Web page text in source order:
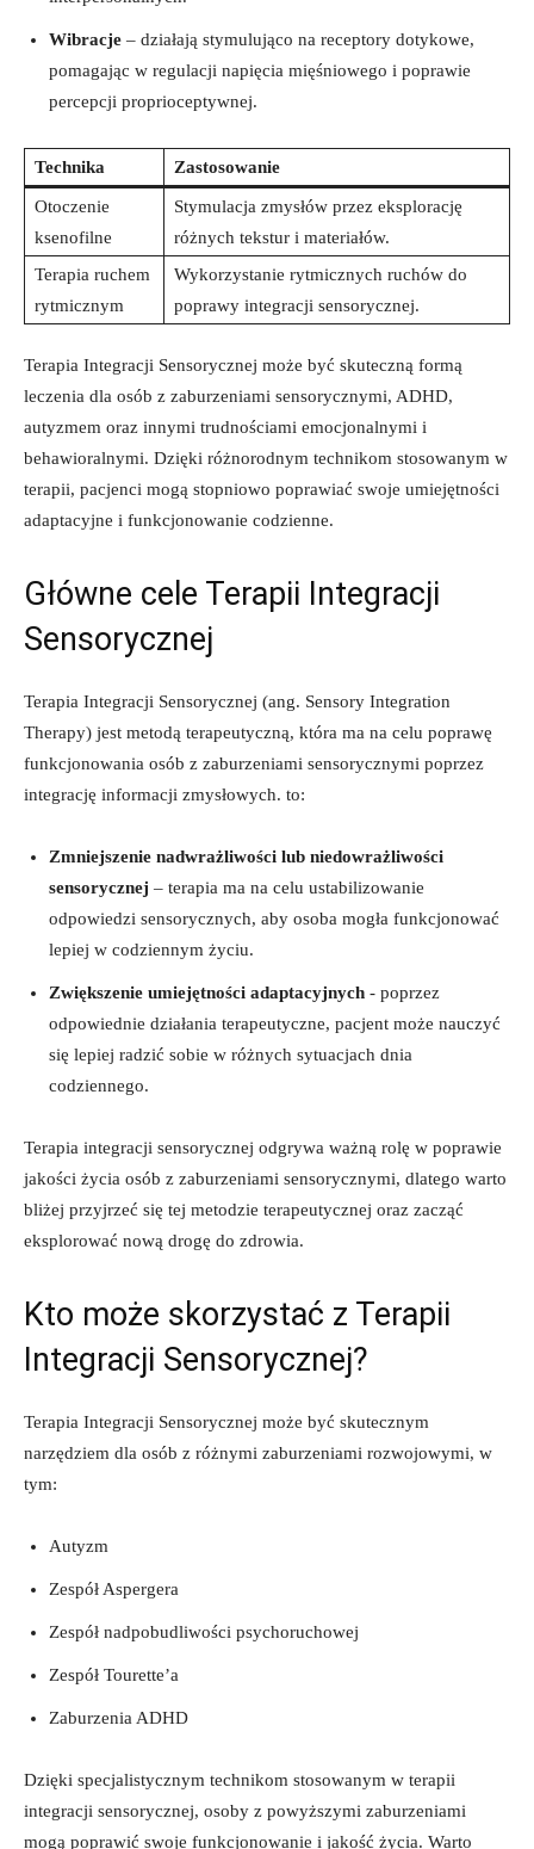
Wibracje – działają stymulująco na receptory dotykowe,
pomagając w regulacji napięcia mięśniowego‍ i poprawie
percepcji proprioceptywnej.
Technika Zastosowanie
Otoczenie
ksenofilne
Stymulacja zmysłów przez eksplorację
różnych tekstur⁤ i materiałów.
Terapia ruchem
rytmicznym
Wykorzystanie rytmicznych ruchów do
poprawy​ integracji ⁤sensorycznej.
Terapia Integracji⁤ Sensorycznej może⁣ być skuteczną formą
leczenia⁤ dla osób z zaburzeniami sensorycznymi, ADHD,⁢
autyzmem oraz innymi trudnościami emocjonalnymi i‌
behawioralnymi. Dzięki różnorodnym technikom stosowanym w
terapii, pacjenci mogą stopniowo poprawiać ⁣swoje umiejętności
adaptacyjne⁤ i funkcjonowanie codzienne.
Główne cele Terapii Integracji ​
Sensorycznej
Terapia Integracji Sensorycznej ⁤(ang. Sensory Integration
Therapy) jest metodą terapeutyczną, która ma na ⁤celu poprawę
funkcjonowania osób z zaburzeniami sensorycznymi poprzez
integrację informacji zmysłowych. to:
Zmniejszenie nadwrażliwości lub niedowrażliwości
sensorycznej – terapia ma na celu ustabilizowanie
odpowiedzi​ sensorycznych, aby osoba⁢ mogła funkcjonować⁣
lepiej w codziennym życiu.
Zwiększenie umiejętności adaptacyjnych ‍- poprzez
odpowiednie działania terapeutyczne, pacjent może nauczyć
się lepiej radzić sobie⁢ w różnych sytuacjach dnia ​
codziennego.
Terapia integracji sensorycznej odgrywa ważną rolę w poprawie‌
jakości‌ życia osób z zaburzeniami sensorycznymi, dlatego warto
bliżej przyjrzeć się tej metodzie terapeutycznej oraz⁣ zacząć
eksplorować nową drogę⁣ do zdrowia.
Kto może skorzystać z Terapii
Integracji Sensorycznej?
Terapia Integracji Sensorycznej może być skutecznym
narzędziem dla​ osób z​ różnymi zaburzeniami rozwojowymi, w
tym:
Autyzm
Zespół Aspergera
Zespół nadpobudliwości psychoruchowej
Zespół Tourette’a
Zaburzenia ADHD
Dzięki specjalistycznym technikom stosowanym w terapii
integracji sensorycznej, osoby z powyższymi ​zaburzeniami
mogą poprawić swoje funkcjonowanie i jakość⁢ życia. Warto